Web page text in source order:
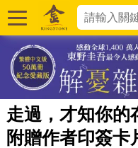
走過，才知你的
附贈作者印簽卡